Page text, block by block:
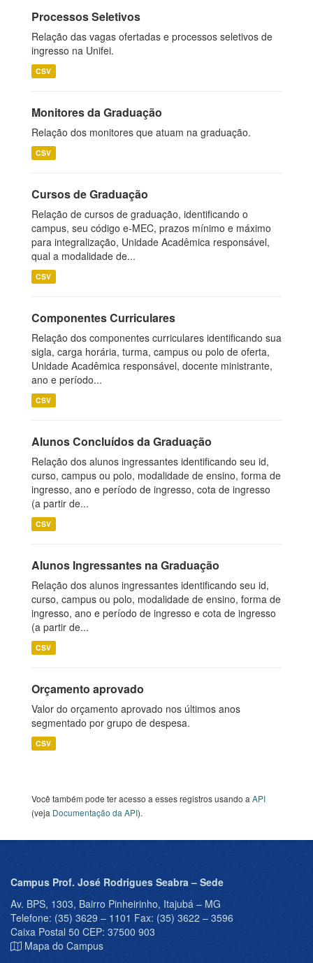
Processos Seletivos
Relação das vagas ofertadas e processos seletivos de
ingresso na Unifei.
CSV
Monitores da Graduação
Relação dos monitores que atuam na graduação.
CSV
Cursos de Graduação
Relação de cursos de graduação, identificando o
campus, seu código e-MEC, prazos mínimo e máximo
para integralização, Unidade Acadêmica responsável,
qual a modalidade de...
CSV
Componentes Curriculares
Relação dos componentes curriculares identificando sua
sigla, carga horária, turma, campus ou polo de oferta,
Unidade Acadêmica responsável, docente ministrante,
ano e período...
CSV
Alunos Concluídos da Graduação
Relação dos alunos ingressantes identificando seu id,
curso, campus ou polo, modalidade de ensino, forma de
ingresso, ano e período de ingresso, cota de ingresso
(a partir de...
CSV
Alunos Ingressantes na Graduação
Relação dos alunos ingressantes identificando seu id,
curso, campus ou polo, modalidade de ensino, forma de
ingresso, ano e período de ingresso e cota de ingresso
(a partir de...
CSV
Orçamento aprovado
Valor do orçamento aprovado nos últimos anos
segmentado por grupo de despesa.
CSV
Você também pode ter acesso a esses registros usando a API
(veja Documentação da API).
Campus Prof. José Rodrigues Seabra – Sede
Av. BPS, 1303, Bairro Pinheirinho, Itajubá – MG
Telefone: (35) 3629 – 1101 Fax: (35) 3622 – 3596
Caixa Postal 50 CEP: 37500 903
Mapa do Campus